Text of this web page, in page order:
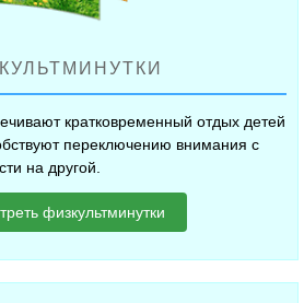
кратковременный отдых детей
переключению внимания с
на другой.
физкультминутки